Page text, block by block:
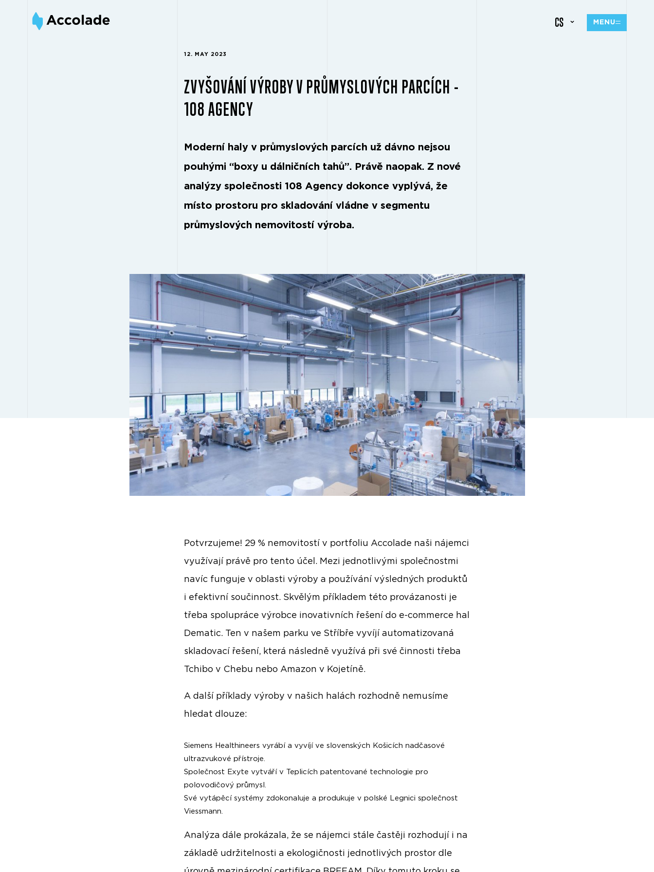
CS MENU
12. MAY 2023
ZVYŠOVÁNÍ VÝROBY V PRŮMYSLOVÝCH PARCÍCH -
108 AGENCY
Moderní haly v průmyslových parcích už dávno nejsou
pouhými “boxy u dálničních tahů”. Právě naopak. Z nové
analýzy společnosti 108 Agency dokonce vyplývá, že
místo prostoru pro skladování vládne v segmentu
průmyslových nemovitostí výroba.
Potvrzujeme! 29 % nemovitostí v portfoliu Accolade naši nájemci
využívají právě pro tento účel. Mezi jednotlivými společnostmi
navíc funguje v oblasti výroby a používání výsledných produktů
i efektivní součinnost. Skvělým příkladem této provázanosti je
třeba spolupráce výrobce inovativních řešení do e-commerce hal
Dematic. Ten v našem parku ve Stříbře vyvíjí automatizovaná
skladovací řešení, která následně využívá při své činnosti třeba
Tchibo v Chebu nebo Amazon v Kojetíně.
A další příklady výroby v našich halách rozhodně nemusíme
hledat dlouze:
Siemens Healthineers vyrábí a vyvíjí ve slovenských Košicích nadčasové
ultrazvukové přístroje.
Společnost Exyte vytváří v Teplicích patentované technologie pro
polovodičový průmysl.
Své vytápěcí systémy zdokonaluje a produkuje v polské Legnici společnost
Viessmann.
Analýza dále prokázala, že se nájemci stále častěji rozhodují i na
základě udržitelnosti a ekologičnosti jednotlivých prostor dle